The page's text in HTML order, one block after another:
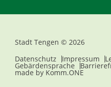
Stadt Tengen © 2026
Datenschutz
Impressum
Gebärdensprache
made by Komm.ONE